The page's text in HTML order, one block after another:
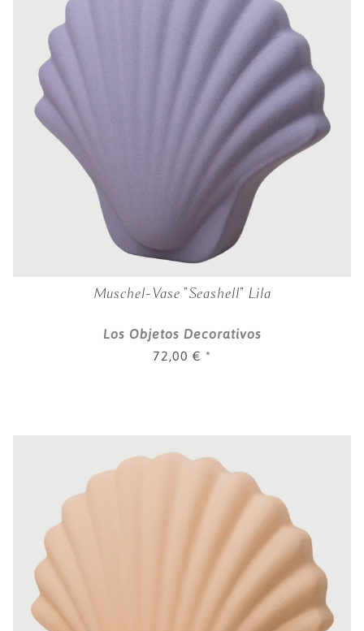
Muschel-Vase "Seashell" Lila
Los Objetos Decorativos
72,00 € *